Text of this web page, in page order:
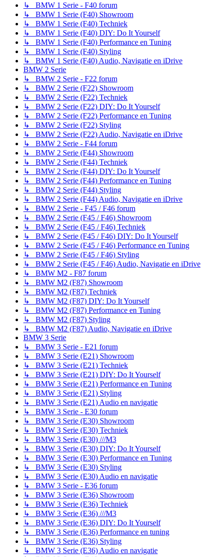
↳ BMW 1 Serie - F40 forum
↳ BMW 1 Serie (F40) Showroom
↳ BMW 1 Serie (F40) Techniek
↳ BMW 1 Serie (F40) DIY: Do It Yourself
↳ BMW 1 Serie (F40) Performance en Tuning
↳ BMW 1 Serie (F40) Styling
↳ BMW 1 Serie (F40) Audio, Navigatie en iDrive
BMW 2 Serie
↳ BMW 2 Serie - F22 forum
↳ BMW 2 Serie (F22) Showroom
↳ BMW 2 Serie (F22) Techniek
↳ BMW 2 Serie (F22) DIY: Do It Yourself
↳ BMW 2 Serie (F22) Performance en Tuning
↳ BMW 2 Serie (F22) Styling
↳ BMW 2 Serie (F22) Audio, Navigatie en iDrive
↳ BMW 2 Serie - F44 forum
↳ BMW 2 Serie (F44) Showroom
↳ BMW 2 Serie (F44) Techniek
↳ BMW 2 Serie (F44) DIY: Do It Yourself
↳ BMW 2 Serie (F44) Performance en Tuning
↳ BMW 2 Serie (F44) Styling
↳ BMW 2 Serie (F44) Audio, Navigatie en iDrive
↳ BMW 2 Serie - F45 / F46 forum
↳ BMW 2 Serie (F45 / F46) Showroom
↳ BMW 2 Serie (F45 / F46) Techniek
↳ BMW 2 Serie (F45 / F46) DIY: Do It Yourself
↳ BMW 2 Serie (F45 / F46) Performance en Tuning
↳ BMW 2 Serie (F45 / F46) Styling
↳ BMW 2 Serie (F45 / F46) Audio, Navigatie en iDrive
↳ BMW M2 - F87 forum
↳ BMW M2 (F87) Showroom
↳ BMW M2 (F87) Techniek
↳ BMW M2 (F87) DIY: Do It Yourself
↳ BMW M2 (F87) Performance en Tuning
↳ BMW M2 (F87) Styling
↳ BMW M2 (F87) Audio, Navigatie en iDrive
BMW 3 Serie
↳ BMW 3 Serie - E21 forum
↳ BMW 3 Serie (E21) Showroom
↳ BMW 3 Serie (E21) Techniek
↳ BMW 3 Serie (E21) DIY: Do It Yourself
↳ BMW 3 Serie (E21) Performance en Tuning
↳ BMW 3 Serie (E21) Styling
↳ BMW 3 Serie (E21) Audio en navigatie
↳ BMW 3 Serie - E30 forum
↳ BMW 3 Serie (E30) Showroom
↳ BMW 3 Serie (E30) Techniek
↳ BMW 3 Serie (E30) ///M3
↳ BMW 3 Serie (E30) DIY: Do It Yourself
↳ BMW 3 Serie (E30) Performance en Tuning
↳ BMW 3 Serie (E30) Styling
↳ BMW 3 Serie (E30) Audio en navigatie
↳ BMW 3 Serie - E36 forum
↳ BMW 3 Serie (E36) Showroom
↳ BMW 3 Serie (E36) Techniek
↳ BMW 3 Serie (E36) ///M3
↳ BMW 3 Serie (E36) DIY: Do It Yourself
↳ BMW 3 Serie (E36) Performance en tuning
↳ BMW 3 Serie (E36) Styling
↳ BMW 3 Serie (E36) Audio en navigatie